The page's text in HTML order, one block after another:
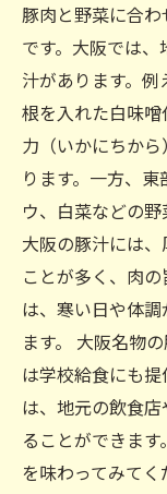
豚肉と野菜に合
です。大阪では
汁があります。
根を入れた白味
力（いかにちか
ります。一方、
ウ、白菜などの野
大阪の豚汁には
ことが多く、肉
は、寒い日や体
ます。 大阪名物
は学校給食にも
は、地元の飲食
ることができま
を味わってみてく